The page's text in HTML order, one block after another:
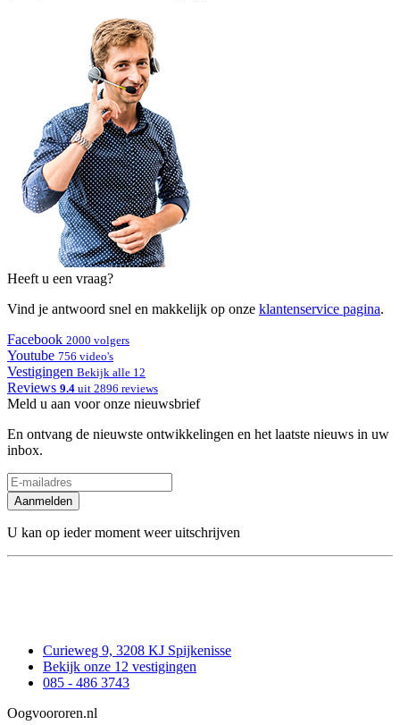
Heeft u een vraag?
Vind je antwoord snel en makkelijk op onze klantenservice pagina.
Facebook 2000 volgers
Youtube 756 video's
Vestigingen Bekijk alle 12
Reviews 9.4 uit 2896 reviews
Meld u aan voor onze nieuwsbrief
En ontvang de nieuwste ontwikkelingen en het laatste nieuws in uw
inbox.
Aanmelden
U kan op ieder moment weer uitschrijven
Curieweg 9, 3208 KJ Spijkenisse
Bekijk onze 12 vestigingen
085 - 486 3743
Oogvoororen.nl